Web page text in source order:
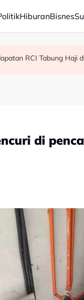
HiburanBisnes
jejas 19
bakal terima BKK dua
RCI Tabung
di